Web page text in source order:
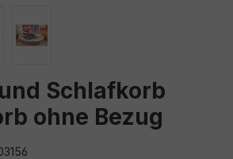
Schlafkorb
ohne Bezug